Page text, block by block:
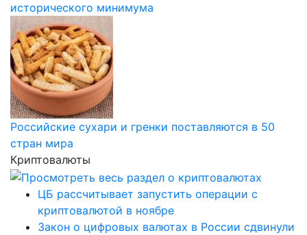
исторического минимума
Российские сухари и гренки поставляются в 50
стран мира
Криптовалюты
ЦБ рассчитывает запустить операции с
криптовалютой в ноябре
Закон о цифровых валютах в России сдвинули